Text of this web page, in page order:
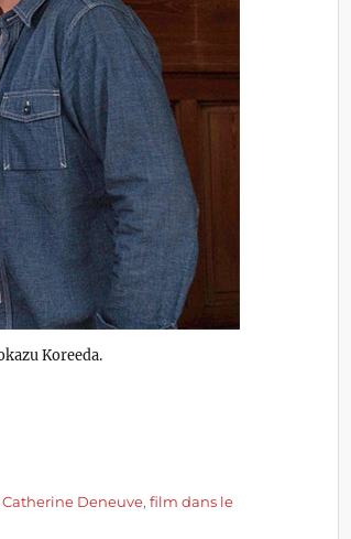
Koreeda.
Catherine Deneuve,film dans le